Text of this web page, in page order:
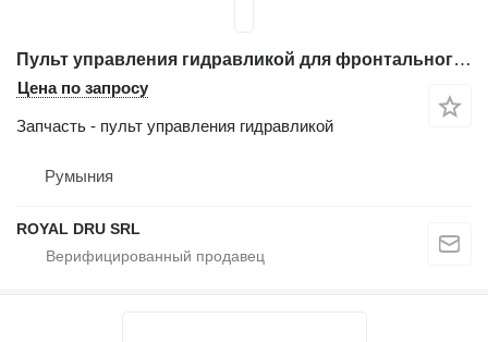
Пульт управления гидравликой для фронтального погрузчика Terex TL65 TL260
Цена по запросу
Запчасть - пульт управления гидравликой
Румыния
ROYAL DRU SRL